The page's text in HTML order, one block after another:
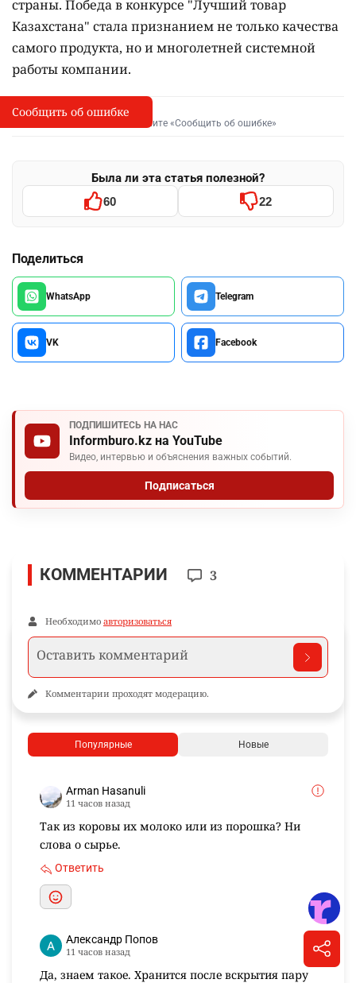
страны. Победа в конкурсе "Лучший товар
Казахстана" стала признанием не только качества
самого продукта, но и многолетней системной
работы компании.
I
Сообщить об опечатке
Выделите фрагмент и нажмите «Сообщить об ошибке»
Была ли эта статья полезной?
60 22
Поделиться
WhatsApp Telegram
VK Facebook
ПОДПИШИТЕСЬ НА НАС
Informburo.kz на YouTube
Видео, интервью и объяснения важных событий.
Подписаться
Сообщить об ошибке
КОММЕНТАРИИ 3
Необходимо авторизоваться
Комментарии проходят модерацию.
Популярные Новые
Arman Hasanuli
11 часов назад
Так из коровы их молоко или из порошка? Ни
слова о сырье.
Ответить
Александр Попов
11 часов назад
Да, знаем такое. Хранится после вскрытия пару